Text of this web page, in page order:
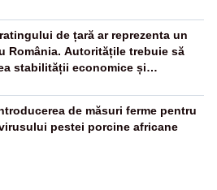
de țară ar reprezenta un
România. Autoritățile trebuie să
stabilității economice și
de măsuri ferme pentru
pestei porcine africane